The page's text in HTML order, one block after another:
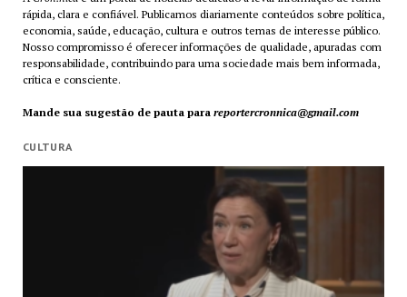
rápida, clara e confiável. Publicamos diariamente conteúdos sobre política,
economia, saúde, educação, cultura e outros temas de interesse público.
Nosso compromisso é oferecer informações de qualidade, apuradas com
responsabilidade, contribuindo para uma sociedade mais bem informada,
crítica e consciente.
Mande sua sugestão de pauta para reportercronnica@gmail.com
CULTURA